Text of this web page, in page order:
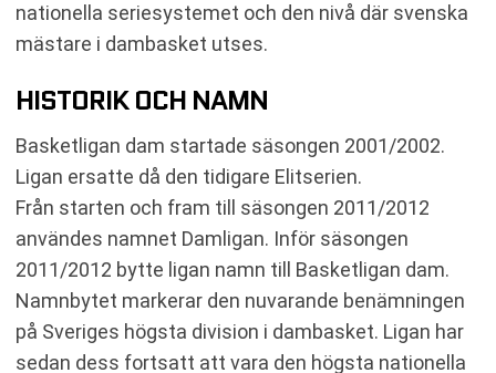
nationella seriesystemet och den nivå där svenska
mästare i dambasket utses.
HISTORIK OCH NAMN
Basketligan dam startade säsongen 2001/2002.
Ligan ersatte då den tidigare Elitserien.
Från starten och fram till säsongen 2011/2012
användes namnet Damligan. Inför säsongen
2011/2012 bytte ligan namn till Basketligan dam.
Namnbytet markerar den nuvarande benämningen
på Sveriges högsta division i dambasket. Ligan har
sedan dess fortsatt att vara den högsta nationella